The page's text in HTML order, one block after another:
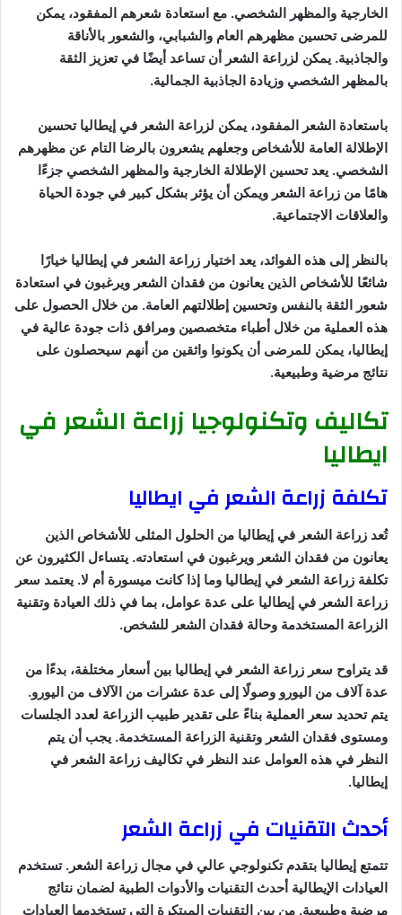
الخارجية والمظهر الشخصي. مع استعادة شعرهم المفقود، يمكن
للمرضى تحسين مظهرهم العام والشبابي، والشعور بالأناقة
والجاذبية. يمكن لزراعة الشعر أن تساعد أيضًا في تعزيز الثقة
بالمظهر الشخصي وزيادة الجاذبية الجمالية.
باستعادة الشعر المفقود، يمكن لزراعة الشعر في إيطاليا تحسين
الإطلالة العامة للأشخاص وجعلهم يشعرون بالرضا التام عن مظهرهم
الشخصي. يعد تحسين الإطلالة الخارجية والمظهر الشخصي جزءًا
هامًا من زراعة الشعر ويمكن أن يؤثر بشكل كبير في جودة الحياة
والعلاقات الاجتماعية.
بالنظر إلى هذه الفوائد، يعد اختيار زراعة الشعر في إيطاليا خيارًا
شائعًا للأشخاص الذين يعانون من فقدان الشعر ويرغبون في استعادة
شعور الثقة بالنفس وتحسين إطلالتهم العامة. من خلال الحصول على
هذه العملية من خلال أطباء متخصصين ومرافق ذات جودة عالية في
إيطاليا، يمكن للمرضى أن يكونوا واثقين من أنهم سيحصلون على
نتائج مرضية وطبيعية.
تكاليف وتكنولوجيا زراعة الشعر في
ايطاليا
تكلفة زراعة الشعر في ايطاليا
تُعد زراعة الشعر في إيطاليا من الحلول المثلى للأشخاص الذين
يعانون من فقدان الشعر ويرغبون في استعادته. يتساءل الكثيرون عن
تكلفة زراعة الشعر في إيطاليا وما إذا كانت ميسورة أم لا. يعتمد سعر
زراعة الشعر في إيطاليا على عدة عوامل، بما في ذلك العيادة وتقنية
الزراعة المستخدمة وحالة فقدان الشعر للشخص.
قد يتراوح سعر زراعة الشعر في إيطاليا بين أسعار مختلفة، بدءًا من
عدة آلاف من اليورو وصولًا إلى عدة عشرات من الآلاف من اليورو.
يتم تحديد سعر العملية بناءً على تقدير طبيب الزراعة لعدد الجلسات
ومستوى فقدان الشعر وتقنية الزراعة المستخدمة. يجب أن يتم
النظر في هذه العوامل عند النظر في تكاليف زراعة الشعر في
إيطاليا.
أحدث التقنيات في زراعة الشعر
تتمتع إيطاليا بتقدم تكنولوجي عالي في مجال زراعة الشعر. تستخدم
العيادات الإيطالية أحدث التقنيات والأدوات الطبية لضمان نتائج
مرضية وطبيعية. من بين التقنيات المبتكرة التي تستخدمها العيادات